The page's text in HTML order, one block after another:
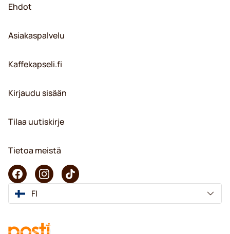
Ehdot
Asiakaspalvelu
Kaffekapseli.fi
Kirjaudu sisään
Tilaa uutiskirje
Tietoa meistä
FI